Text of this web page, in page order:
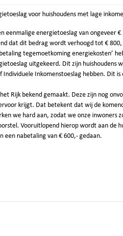
voor huishoudens met lage
eenmalige energietoeslag van ongeveer
dat dit bedrag wordt verhoogd tot €
tegemoetkoming energiekosten’
uitgekeerd. Dit zijn huishoudens
Inkomenstoeslag hebben. Dit
Rijk bekend gemaakt. Deze zijn nog
krijgt. Dat betekent dat wij de
we hard aan, zodat we onze inwoners
Vooruitlopend hierop wordt aan de
een nabetaling van € 600,- gedaan.